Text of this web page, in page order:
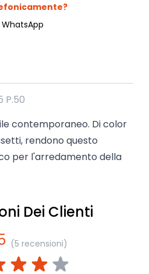
WhatsApp
P.50
contemporaneo. Di color
rendono questo
per l'arredamento della
Dei Clienti
(5 recensioni)